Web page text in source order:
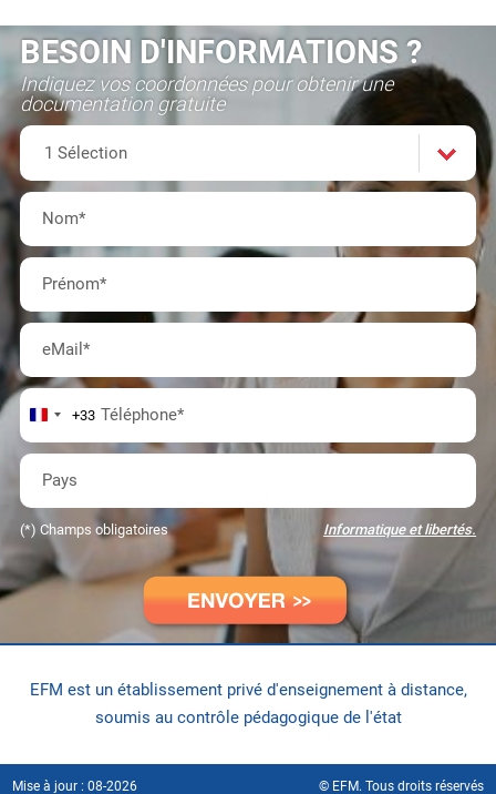
BESOIN D'INFORMATIONS ?
Indiquez vos coordonnées pour obtenir une
documentation gratuite
Formation(s)
Choisissez
dans
la
liste*
1 Sélection
Nom*
Prénom*
eMail*
Téléphone*
+33
Pays
(*) Champs obligatoires Informatique et libertés.
EFM est un établissement privé d'enseignement à distance,
soumis au contrôle pédagogique de l'état
Mise à jour : 08-2026 © EFM. Tous droits réservés